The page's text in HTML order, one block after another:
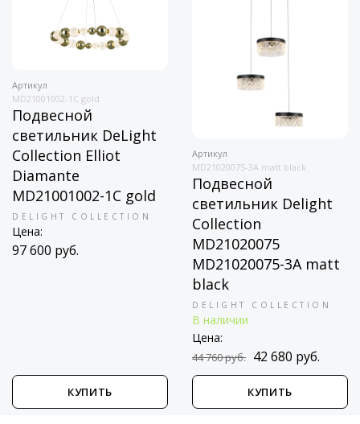
Артикул
MD21001002-1C gold
Подвесной
светильник DeLight
Collection Elliot
Diamante
MD21001002-1C gold
DELIGHT COLLECTION
Цена:
97 600 руб.
КУПИТЬ
Артикул
MD21020075-3A matt black
Подвесной
светильник Delight
Collection
MD21020075
MD21020075-3A matt
black
DELIGHT COLLECTION
В наличии
Цена:
44 760 руб. 42 680 руб.
КУПИТЬ